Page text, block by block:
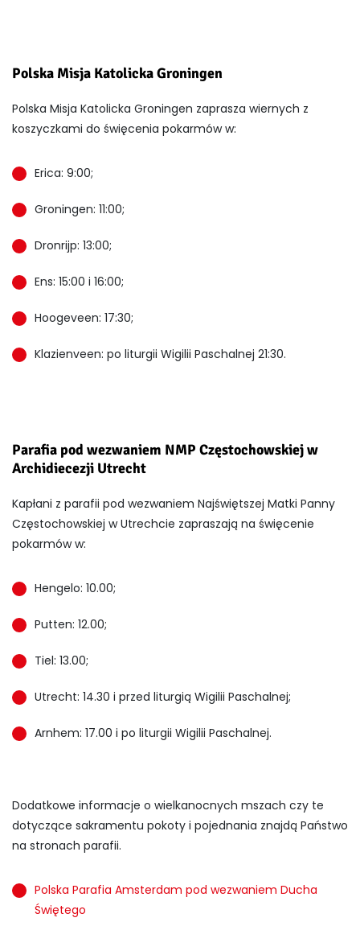
Polska Misja Katolicka Groningen
Polska Misja Katolicka Groningen zaprasza wiernych z
koszyczkami do święcenia pokarmów w:
Erica: 9:00;
Groningen: 11:00;
Dronrijp: 13:00;
Ens: 15:00 i 16:00;
Hoogeveen: 17:30;
Klazienveen: po liturgii Wigilii Paschalnej 21:30.
Parafia pod wezwaniem NMP Częstochowskiej w
Archidiecezji Utrecht
Kapłani z parafii pod wezwaniem Najświętszej Matki Panny
Częstochowskiej w Utrechcie zapraszają na święcenie
pokarmów w:
Hengelo: 10.00;
Putten: 12.00;
Tiel: 13.00;
Utrecht: 14.30 i przed liturgią Wigilii Paschalnej;
Arnhem: 17.00 i po liturgii Wigilii Paschalnej.
Dodatkowe informacje o wielkanocnych mszach czy te
dotyczące sakramentu pokoty i pojednania znajdą Państwo
na stronach parafii.
Polska Parafia Amsterdam pod wezwaniem Ducha
Świętego